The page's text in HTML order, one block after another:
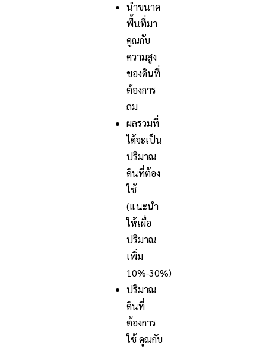
นำขนาด
พื้นที่มา
คูณกับ
ความสูง
ของดินที่
ต้องการ
ถม
ผลรวมที่
ได้จะเป็น
ปริมาณ
ดินที่ต้อง
ใช้
(แนะนำ
ให้เผื่อ
ปริมาณ
เพิ่ม
10%-30%)
ปริมาณ
ดินที่
ต้องการ
ใช้ คูณกับ